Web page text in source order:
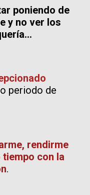
poniendo de
y no ver los
periodo de
rendirme
con la
.